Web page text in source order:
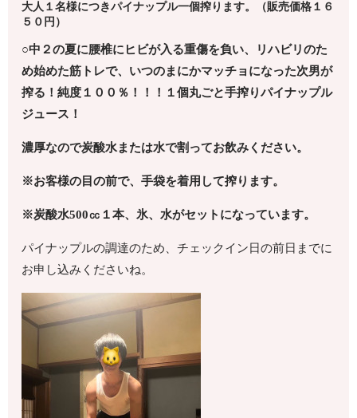
大人１名様につきパイナップル一個搾ります。（販売価格１６
５０円）
○中２の夏に腰椎にヒビが入る重傷を負い、リハビリのた
め始めた筋トレで、いつのまにかマッチョになった次男が
搾る！純度１００％！！！１個丸ごと手搾りパイナップル
ジュース！
濃厚なので炭酸水または水で割ってお飲みください。
※お客様の目の前で、手袋を着用して搾ります。
※炭酸水500㏄１本、氷、水がセットになっています。
パイナップルの調達のため、チェックイン日の前日までに
お申し込みくださいね。